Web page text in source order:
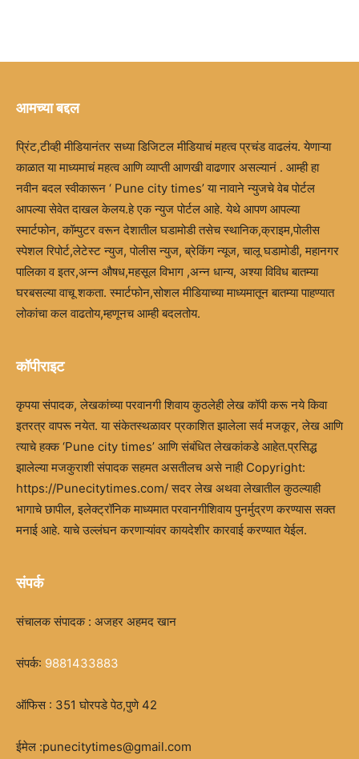
आमच्या बद्दल
प्रिंट,टीव्ही मीडियानंतर सध्या डिजिटल मीडियाचं महत्व प्रचंड वाढलंय. येणाऱ्या
काळात या माध्यमाचं महत्व आणि व्याप्ती आणखी वाढणार असल्यानं . आम्ही हा
नवीन बदल स्वीकारून ‘ Pune city times’ या नावाने न्युजचे वेब पोर्टल
आपल्या सेवेत दाखल केलय.हे एक न्युज पोर्टल आहे. येथे आपण आपल्या
स्मार्टफोन, कॉम्पुटर वरून देशातील घडामोडी तसेच स्थानिक,क्राइम,पोलीस
स्पेशल रिपोर्ट,लेटेस्ट न्युज, पोलीस न्युज, ब्रेकिंग न्यूज, चालू घडामोडी, महानगर
पालिका व इतर,अन्न औषध,महसूल विभाग ,अन्न धान्य, अश्या विविध बातम्या
घरबसल्या वाचू शकता. स्मार्टफोन,सोशल मीडियाच्या माध्यमातून बातम्या पाहण्यात
लोकांचा कल वाढतोय,म्हणूनच आम्ही बदलतोय.
कॉपीराइट
कृपया संपादक, लेखकांच्या परवानगी शिवाय कुठलेही लेख कॉपी करू नये किवा
इतरत्र वापरू नयेत. या संकेतस्थळावर प्रकाशित झालेला सर्व मजकूर, लेख आणि
त्याचे हक्क ‘Pune city times’ आणि संबंधित लेखकांकडे आहेत.प्रसिद्ध
झालेल्या मजकुराशी संपादक सहमत असतीलच असे नाही Copyright:
https://Punecitytimes.com/ सदर लेख अथवा लेखातील कुठल्याही
भागाचे छापील, इलेक्ट्रॉनिक माध्यमात परवानगीशिवाय पुनर्मुद्रण करण्यास सक्त
मनाई आहे. याचे उल्लंघन करणाऱ्यांवर कायदेशीर कारवाई करण्यात येईल.
संपर्क
संचालक संपादक : अजहर अहमद खान
संपर्क: 9881433883
ऑफिस : 351 घोरपडे पेठ,पुणे 42
ईमेल :punecitytimes@gmail.com